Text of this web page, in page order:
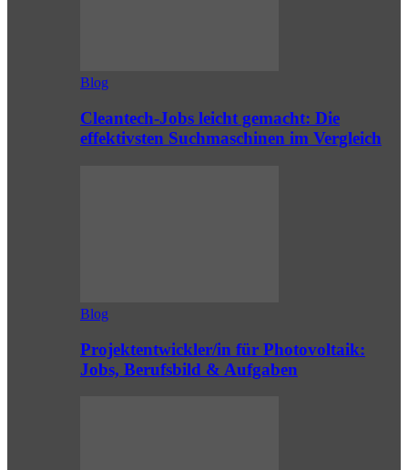
Blog
Cleantech-Jobs leicht gemacht: Die
effektivsten Suchmaschinen im Vergleich
Blog
Projektentwickler/in für Photovoltaik:
Jobs, Berufsbild & Aufgaben